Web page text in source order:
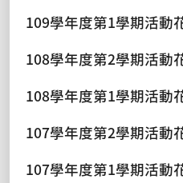
109學年度第1學期活動
108學年度第2學期活動
108學年度第1學期活動
107學年度第2學期活動
107學年度第1學期活動